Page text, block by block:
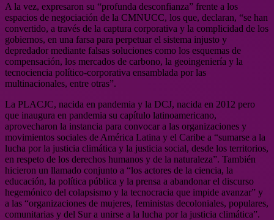
A la vez, expresaron su “profunda desconfianza” frente a los
espacios de negociación de la CMNUCC, los que, declaran, “se han
convertido, a través de la captura corporativa y la complicidad de los
gobiernos, en una farsa para perpetuar el sistema injusto y
depredador mediante falsas soluciones como los esquemas de
compensación, los mercados de carbono, la geoingeniería y la
tecnociencia político-corporativa ensamblada por las
multinacionales, entre otras”.
La PLACJC, nacida en pandemia y la DCJ, nacida en 2012 pero
que inaugura en pandemia su capítulo latinoamericano,
aprovecharon la instancia para convocar a las organizaciones y
movimientos sociales de América Latina y el Caribe a “sumarse a la
lucha por la justicia climática y la justicia social, desde los territorios,
en respeto de los derechos humanos y de la naturaleza”. También
hicieron un llamado conjunto a “los actores de la ciencia, la
educación, la política pública y la prensa a abandonar el discurso
hegemónico del colapsismo y la tecnocracia que impide avanzar” y
a las “organizaciones de mujeres, feministas decoloniales, populares,
comunitarias y del Sur a unirse a la lucha por la justicia climática”.